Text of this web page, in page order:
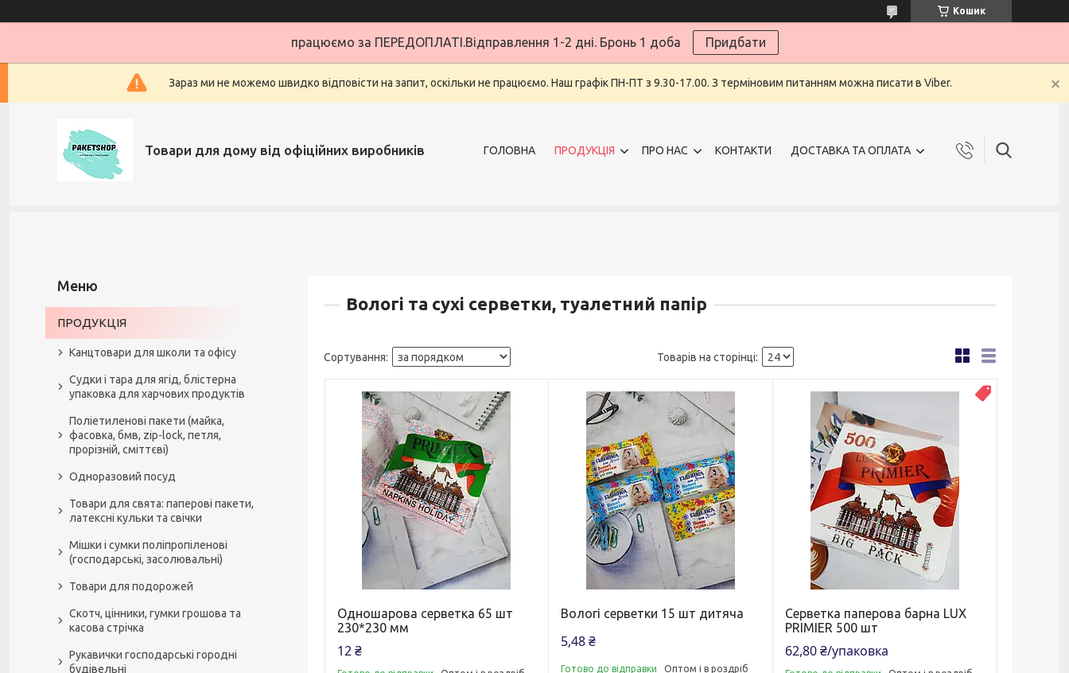
Кошик
працюємо за ПЕРЕДОПЛАТІ.Відправлення 1-2 дні. Бронь 1 доба Придбати
Зараз ми не можемо швидко відповісти на запит, оскільки не працюємо. Наш графік ПН-ПТ з 9.30-17.00. З терміновим питанням можна писати в Viber.
Товари для дому від офіційних виробників ГОЛОВНА ПРОДУКЦІЯ ПРО НАС КОНТАКТИ ДОСТАВКА ТА ОПЛАТА
Вологі та сухі серветки, туалетний папір
Одношарова серветка 65 шт
230*230 мм
12 ₴
Вологі серветки 15 шт дитяча
5,48 ₴
Готово до відправки Оптом і в роздріб
Серветка паперова барна LUX
PRIMIER 500 шт
62,80 ₴/упаковка
ПРОДУКЦІЯ
Канцтовари для школи та офісу
Судки і тара для ягід, блістерна
упаковка для харчових продуктів
Поліетиленові пакети (майка,
фасовка, бмв, zip-lock, петля,
прорізній, сміттєві)
Одноразовий посуд
Товари для свята: паперові пакети,
латексні кульки та свічки
Мішки і сумки поліпропіленові
(господарські, засолювальні)
Товари для подорожей
Скотч, цінники, гумки грошова та
касова стрічка
Рукавички господарські городні
будівельні